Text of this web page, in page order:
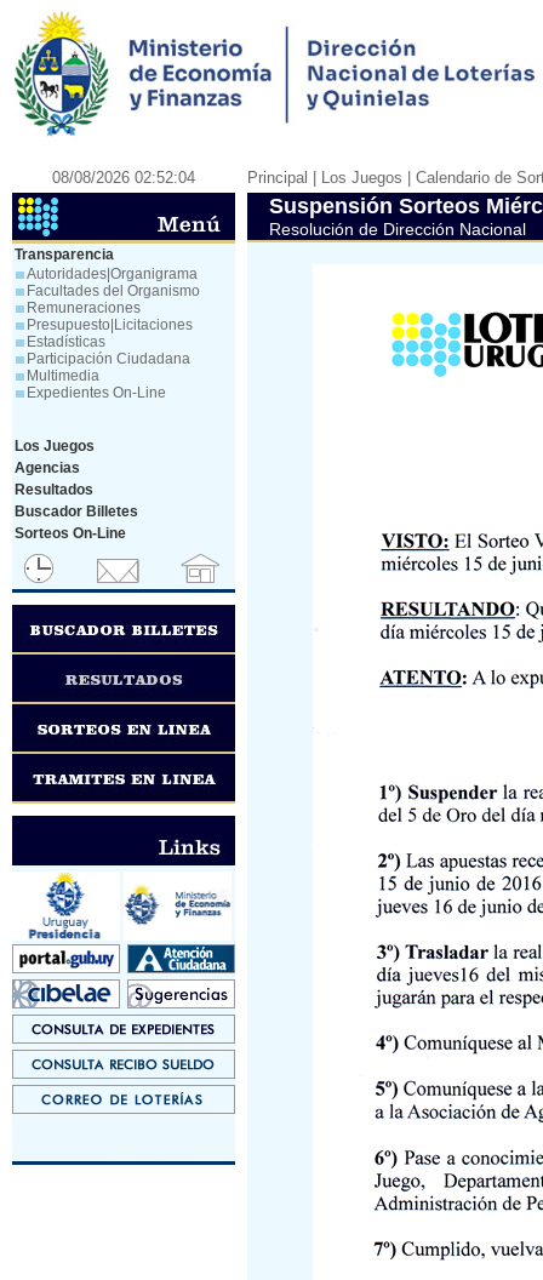
08/08/2026 02:52:04 Principal | Los Juegos | Calendario de
Transparencia
Autoridades|Organigrama
Facultades del Organismo
Remuneraciones
Presupuesto|Licitaciones
Estadísticas
Participación Ciudadana
Multimedia
Expedientes On-Line
Los Juegos
Agencias
Resultados
Buscador Billetes
Sorteos On-Line
Suspensión Sorteos
Resolución de Dirección Nacional